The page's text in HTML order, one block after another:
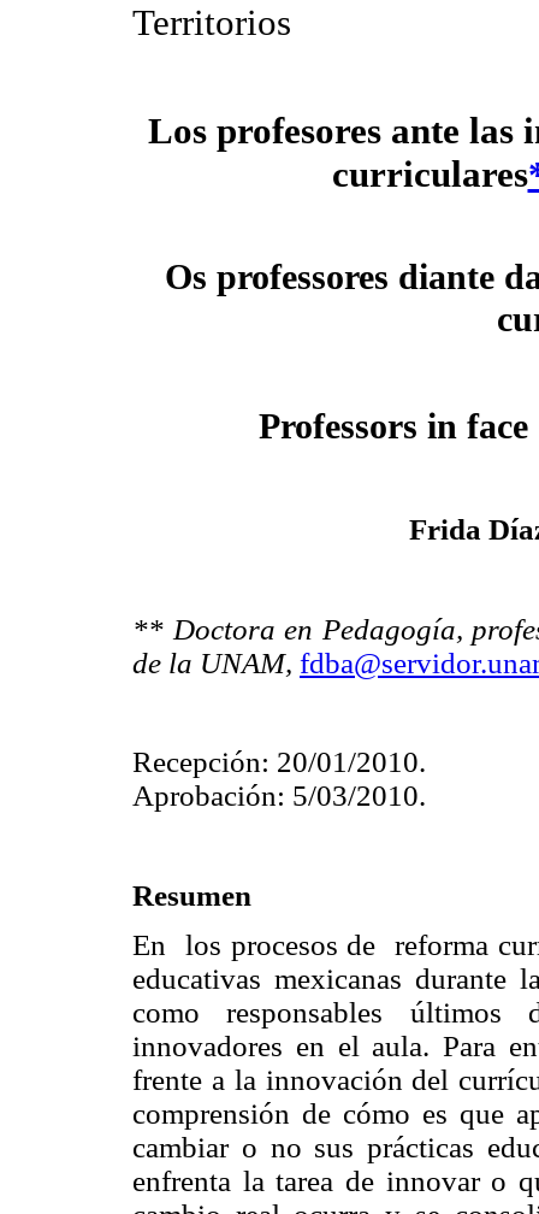
Territorios
Los profesores ante las
curriculares
Os professores diante
Professors in
Frida
** Doctora en Pedagogía,
de la UNAM,
Recepción: 20/01/2010.
Aprobación: 5/03/2010.
Resumen
En los procesos de reforma
educativas mexicanas durante
como responsables últimos
innovadores en el aula. Para
frente a la innovación del
comprensión de cómo es que
cambiar o no sus prácticas
enfrenta la tarea de innovar o